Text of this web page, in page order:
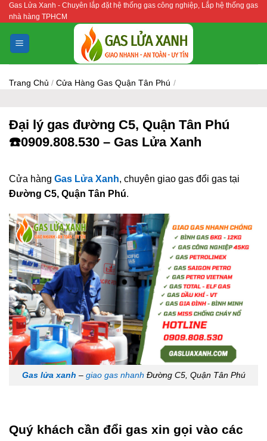
Bỏ
qua
nội
dung
Gas Lửa Xanh - Chuyên lắp đặt hệ thống gas công nghiệp, Lắp hệ thống gas
nhà hàng TPHCM
Trang Chủ / Cửa Hàng Gas Quận Tân Phú /
Đại lý gas đường C5, Quận Tân Phú
☎️0909.808.530 – Gas Lửa Xanh
Cửa hàng Gas Lửa Xanh, chuyên giao gas đổi gas tại
Đường C5, Quận Tân Phú.
Gas lửa xanh – giao gas nhanh Đường C5, Quận Tân Phú
Quý khách cần đổi gas xin gọi vào các